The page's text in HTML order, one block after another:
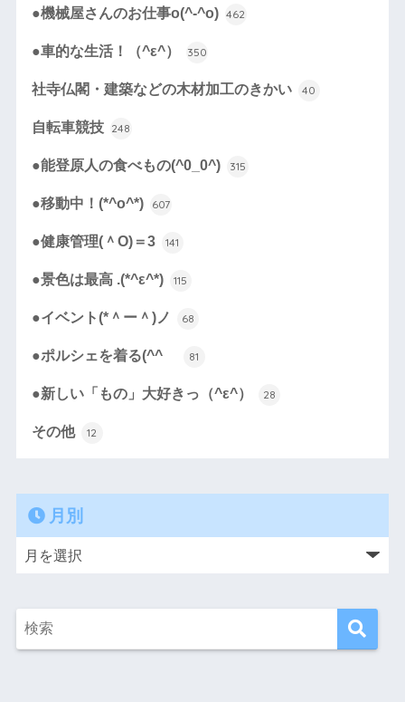
●機械屋さんのお仕事o(^-^o) 462
●車的な生活！（^ε^） 350
社寺仏閣・建築などの木材加工のきかい 40
自転車競技 248
●能登原人の食べもの(^0_0^) 315
●移動中！(*^o^*) 607
●健康管理(＾O)＝3 141
●景色は最高 .(*^ε^*) 115
●イベント(*＾ー＾)ノ 68
●ポルシェを着る(^^ゞ 81
●新しい「もの」大好きっ（^ε^） 28
その他 12
月別